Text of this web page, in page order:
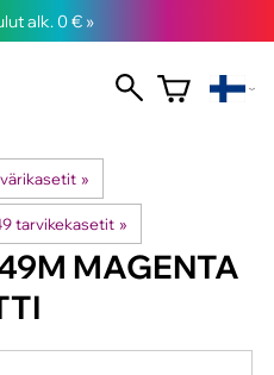
alk. 0 € »
‪»
tarvikekasetit ‪»
MAGENTA